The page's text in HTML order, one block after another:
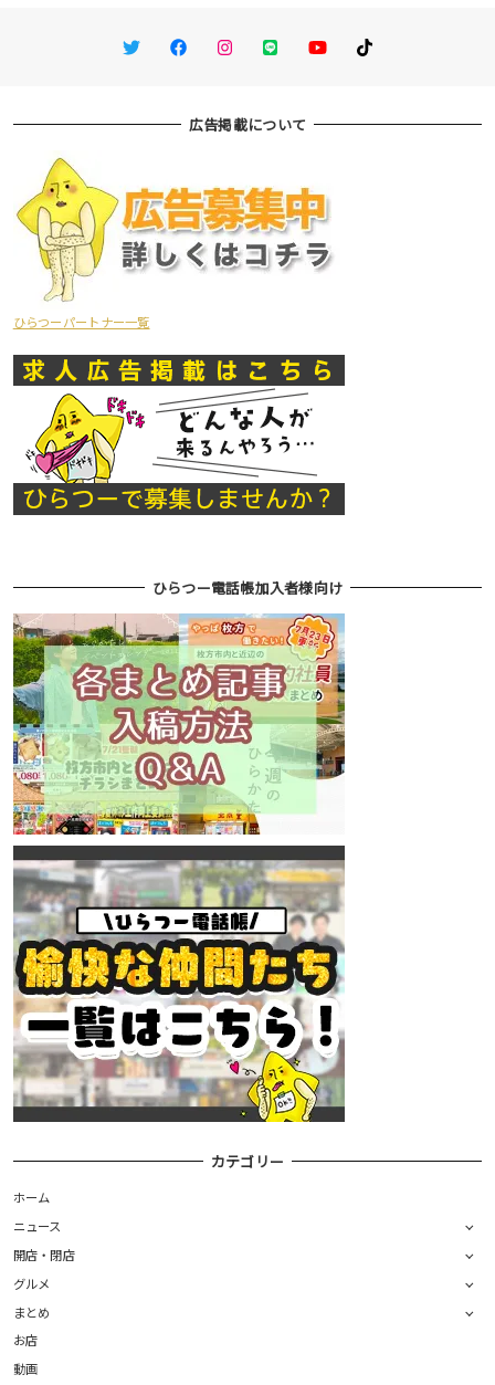
TwitterFacebookInstagram
LINE You TubeTikTok
広告掲載について
ひらつーパートナー一覧
ひらつー電話帳加入者様向け
カテゴリー
ホーム
ニュース
開店・閉店
グルメ
まとめ
お店
動画